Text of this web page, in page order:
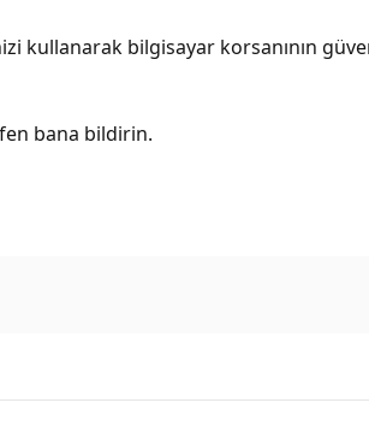
bilgisayar korsanının
bana bildirin.